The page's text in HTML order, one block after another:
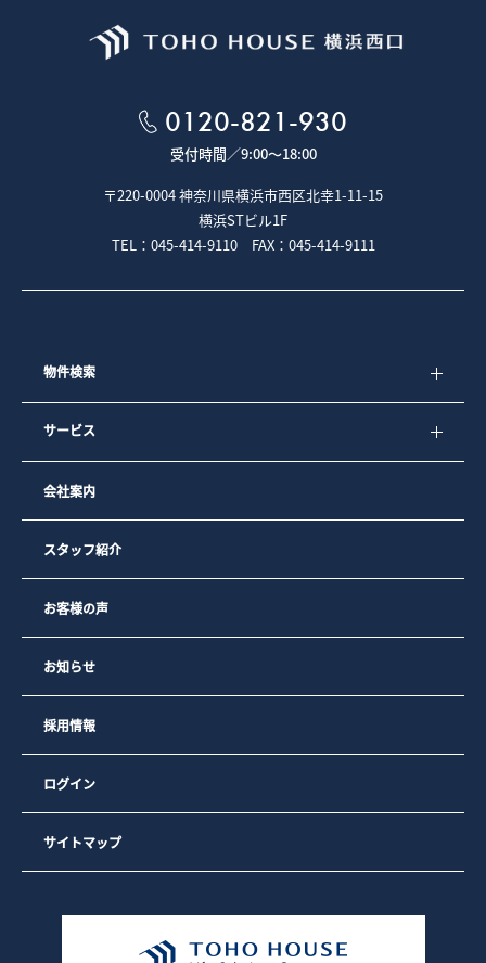
0120-821-930
受付時間／9:00～18:00
〒220-0004 神奈川県横浜市西区北幸1-11-15
横浜STビル1F
TEL：045-414-9110 FAX：045-414-9111
物件検索
サービス
会社案内
スタッフ紹介
お客様の声
お知らせ
採用情報
ログイン
サイトマップ